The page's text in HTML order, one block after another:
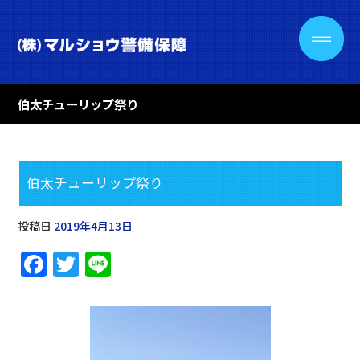
伯太チューリップ祭り
伯太チューリップ祭り
投稿日 2019年4月13日
F T
it e